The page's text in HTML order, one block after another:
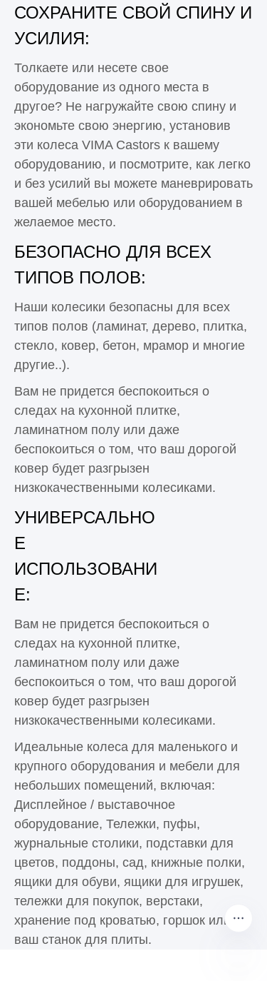
СОХРАНИТЕ СВОЙ СПИНУ И
УСИЛИЯ:
Толкаете или несете свое
оборудование из одного места в
другое? Не нагружайте свою спину и
экономьте свою энергию, установив
эти колеса VIMA Castors к вашему
оборудованию, и посмотрите, как легко
и без усилий вы можете маневрировать
вашей мебелью или оборудованием в
желаемое место.
БЕЗОПАСНО ДЛЯ ВСЕХ
ТИПОВ ПОЛОВ:
Наши колесики безопасны для всех
типов полов (ламинат, дерево, плитка,
стекло, ковер, бетон, мрамор и многие
другие..).
Вам не придется беспокоиться о
следах на кухонной плитке,
ламинатном полу или даже
беспокоиться о том, что ваш дорогой
ковер будет разгрызен
низкокачественными колесиками.
УНИВЕРСАЛЬНО
Е
ИСПОЛЬЗОВАНИ
Е:
Вам не придется беспокоиться о
следах на кухонной плитке,
ламинатном полу или даже
беспокоиться о том, что ваш дорогой
ковер будет разгрызен
низкокачественными колесиками.
Идеальные колеса для маленького и
крупного оборудования и мебели для
небольших помещений, включая:
Дисплейное / выставочное
оборудование, Тележки, пуфы,
журнальные столики, подставки для
цветов, поддоны, сад, книжные полки,
ящики для обуви, ящики для игрушек,
тележки для покупок, верстаки,
хранение под кроватью, горшок или
ваш станок для плиты.